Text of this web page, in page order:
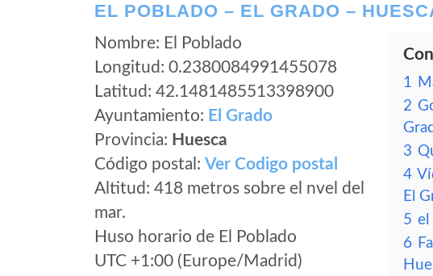
EL POBLADO – EL GRADO –
Nombre: El Poblado
Longitud: 0.2380084991455078
Latitud: 42.1481485513398900
Ayuntamiento: El Grado
Provincia: Huesca
Código postal: Ver Codigo postal
Altitud: 418 metros sobre el nvel del
mar.
Huso horario de El Poblado
UTC +1:00 (Europe/Madrid)
1
2
3
4
El
5 el
6